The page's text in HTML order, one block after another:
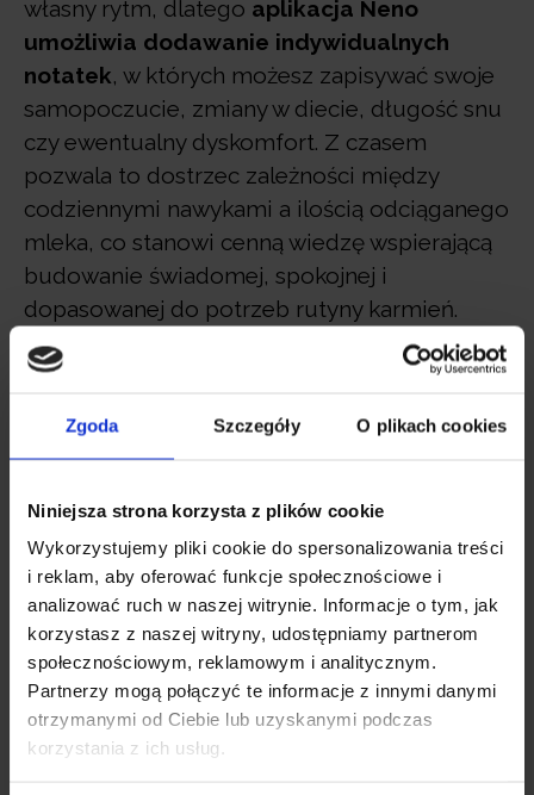
Zgoda Szczegóły O plikach cookies
Niniejsza strona korzysta z plików cookie
Wykorzystujemy pliki cookie do spersonalizowania treści
i reklam, aby oferować funkcje społecznościowe i
analizować ruch w naszej witrynie. Informacje o tym, jak
korzystasz z naszej witryny, udostępniamy partnerom
społecznościowym, reklamowym i analitycznym.
Partnerzy mogą połączyć te informacje z innymi danymi
otrzymanymi od Ciebie lub uzyskanymi podczas
korzystania z ich usług.
własny rytm, dlatego aplikacja Neno
umożliwia dodawanie indywidualnych
notatek, w których możesz zapisywać swoje
samopoczucie, zmiany w diecie, długość snu
czy ewentualny dyskomfort. Z czasem
pozwala to dostrzec zależności między
codziennymi nawykami a ilością odciąganego
mleka, co stanowi cenną wiedzę wspierającą
budowanie świadomej, spokojnej i
dopasowanej do potrzeb rutyny karmień.
Dodatkowo
pełną
wszystkie dane zawsze pod ręką.
Krok 6: Dbaj o higienę – to
podstawa bezpieczeństwa
Korzystając z Neno Ovio, możesz mieć
pewność, że higiena odciągania stoi na
wysokim poziomie.Konstrukcja urządzenia
została zaprojektowana tak, aby mleko nie
przedostawało się do wnętrza